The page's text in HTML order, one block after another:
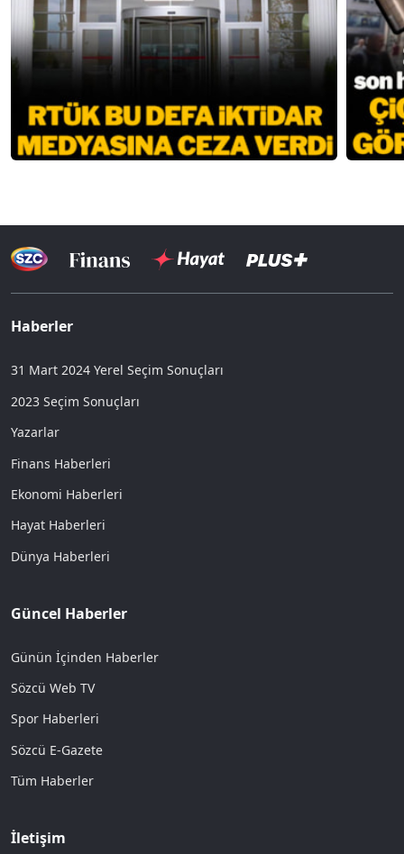
Haberler
31 Mart 2024 Yerel Seçim Sonuçları
2023 Seçim Sonuçları
Yazarlar
Finans Haberleri
Ekonomi Haberleri
Hayat Haberleri
Dünya Haberleri
Güncel Haberler
Günün İçinden Haberler
Sözcü Web TV
Spor Haberleri
Sözcü E-Gazete
Tüm Haberler
İletişim